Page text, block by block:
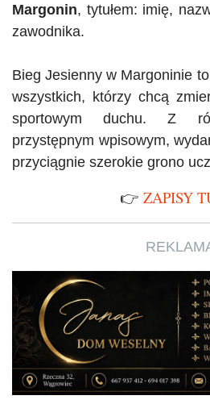
Margonin, tytułem: imię,
zawodnika.
Bieg Jesienny w Margoninie
wszystkich, którzy chcą
sportowym duchu. Z
przystępnym wpisowym,
przyciągnie szerokie grono
👉 ZAPISY